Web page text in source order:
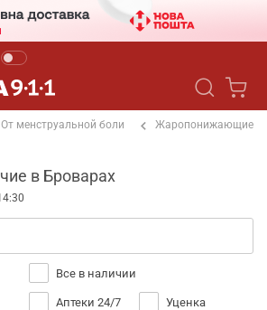
От менструальной боли Жаропонижающие
в Броварах
Все в наличии
Аптеки 24/7 Уценка